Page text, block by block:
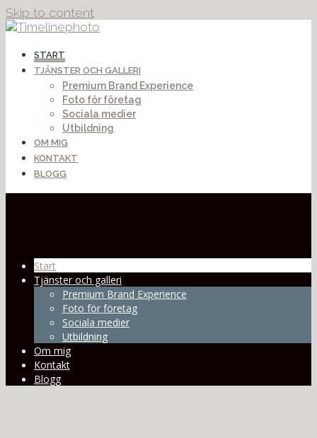
Skip to content
START
TJÄNSTER OCH GALLERI
Premium Brand Experience
Foto för företag
Sociala medier
Utbildning
OM MIG
KONTAKT
BLOGG
Start
Tjänster och galleri
Premium Brand Experience
Foto för företag
Sociala medier
Utbildning
Om mig
Kontakt
Blogg